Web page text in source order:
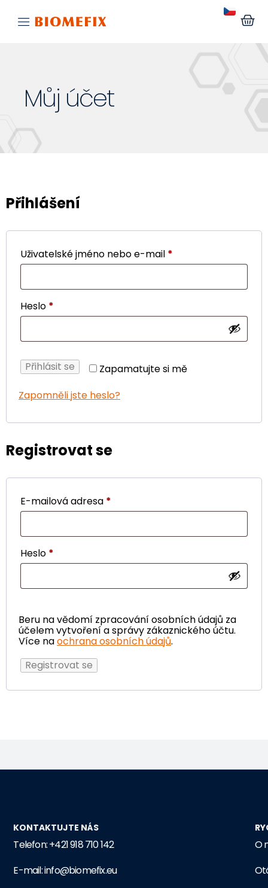
Můj účet
Přihlášení
Uživatelské jméno nebo e-mail *
Heslo *
Zapamatujte si mě
Přihlásit se
Zapomněli jste heslo?
Registrovat se
E-mailová adresa *
Heslo *
Beru na vědomí zpracování osobních údajů za
účelem vytvoření a správy zákaznického účtu.
Více naochrana osobních údajů.
Registrovat se
KONTAKTUJTE NÁS
Telefon: +421 918 710 142
E-mail: info@biomefix.eu
O